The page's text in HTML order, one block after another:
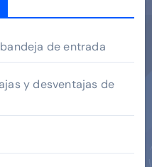
de entrada
y desventajas de